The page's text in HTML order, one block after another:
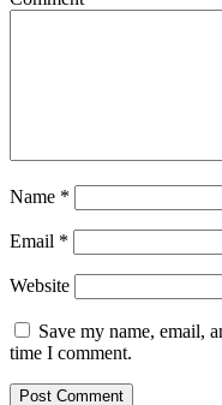
Name *
Email *
Website
Save my name, email,
time I comment.